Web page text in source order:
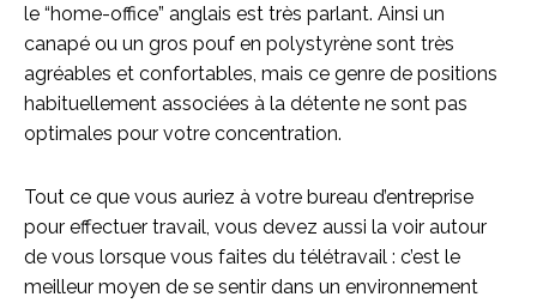
le “home-office” anglais est très parlant. Ainsi un
canapé ou un gros pouf en polystyrène sont très
agréables et confortables, mais ce genre de positions
habituellement associées à la détente ne sont pas
optimales pour votre concentration.
Tout ce que vous auriez à votre bureau d’entreprise
pour effectuer travail, vous devez aussi la voir autour
de vous lorsque vous faites du télétravail : c’est le
meilleur moyen de se sentir dans un environnement